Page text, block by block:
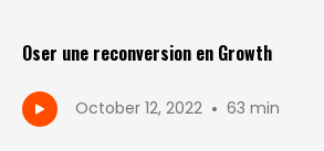
Oser une reconversion en Growth
October 12, 2022 • 63 min